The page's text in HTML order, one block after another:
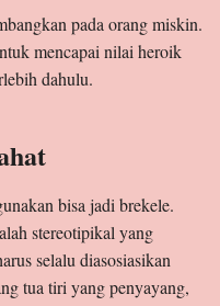
pada orang miskin.
mencapai nilai heroik
dahulu.
bisa jadi brekele.
stereotipikal yang
selalu diasosiasikan
tua tiri yang penyayang,